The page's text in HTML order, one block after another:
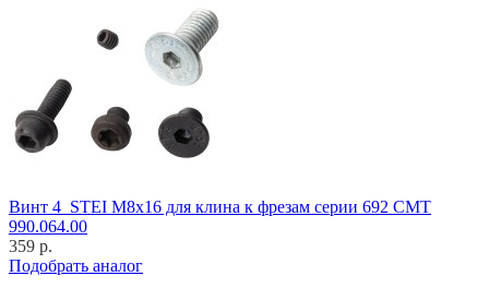
Винт 4_STEI M8x16 для клина к фрезам серии 692 CMT
990.064.00
359 р.
Подобрать аналог